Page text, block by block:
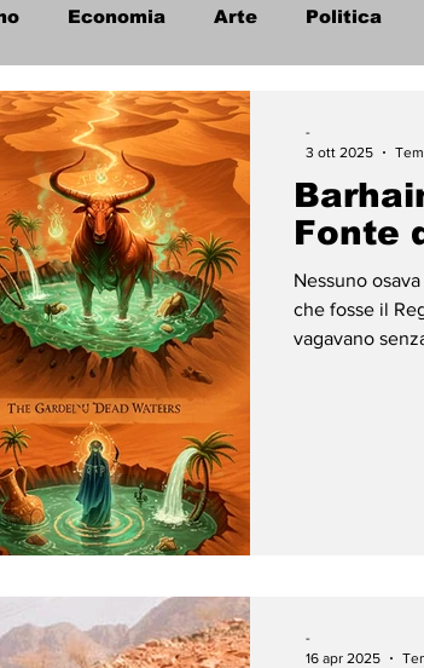
Economia Arte Politica
Stampa Cronaca
Archeologia Musica
Teatro Lega Araba
Gastronomia
Fonte
Nessuno
che fosse il
vagavano
-
3 ott 2025
-
16 apr 2025